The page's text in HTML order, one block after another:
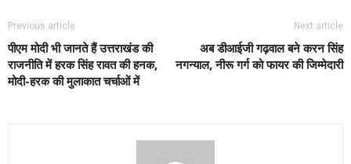
Previous article
पीएम मोदी भी जानते हैं उत्तराखंड की
राजनीति में हरक सिंह रावत की हनक,
मोदी-हरक की मुलाकात चर्चाओं में
Next article
अब डीआईजी गढ़वाल बने करन सिंह
नगन्याल, नीरू गर्ग को फायर की जिम्मेदारी